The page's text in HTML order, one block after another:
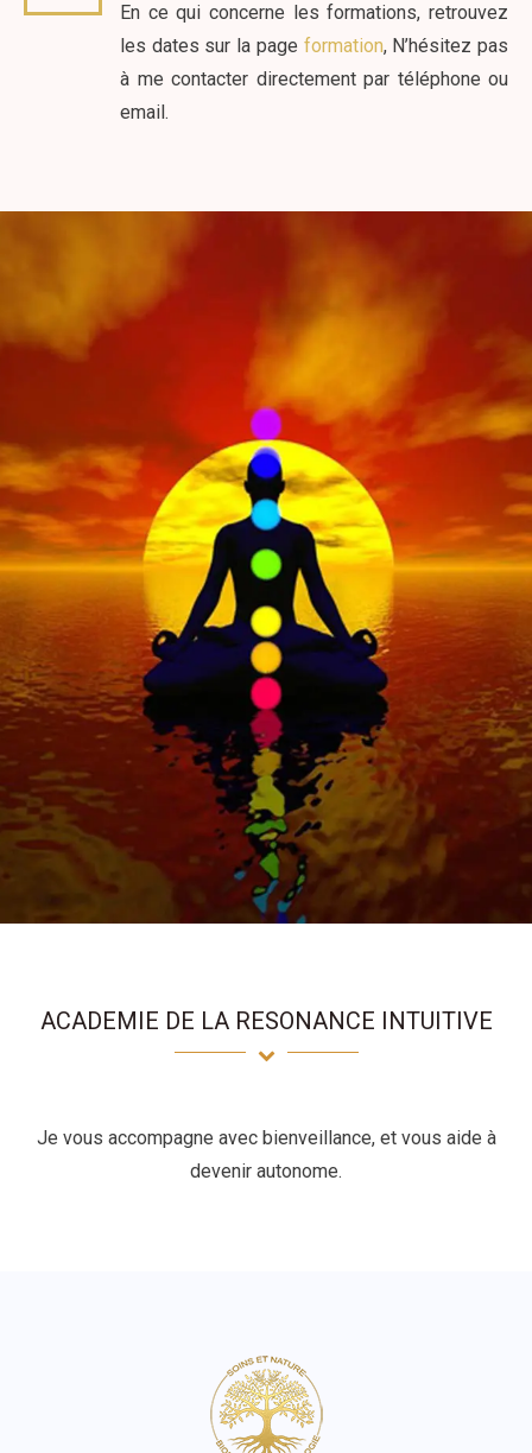
En ce qui concerne les formations, retrouvez
les dates sur la page formation, N’hésitez pas
à me contacter directement par téléphone ou
email.
ACADEMIE DE LA RESONANCE INTUITIVE
Je vous accompagne avec bienveillance, et vous aide à
devenir autonome.